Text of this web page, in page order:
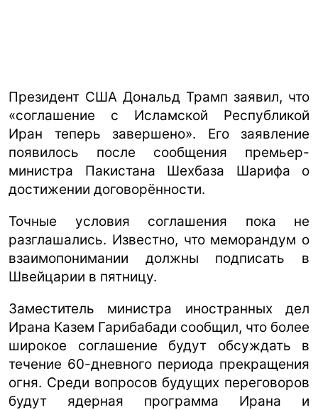
Президент США Дональд Трамп заявил, что
«соглашение с Исламской Республикой
Иран теперь завершено». Его заявление
появилось после сообщения премьер-
министра Пакистана Шехбаза Шарифа о
достижении договорённости.
Точные условия соглашения пока не
разглашались. Известно, что меморандум о
взаимопонимании должны подписать в
Швейцарии в пятницу.
Заместитель министра иностранных дел
Ирана Казем Гарибабади сообщил, что более
широкое соглашение будут обсуждать в
течение 60-дневного периода прекращения
огня. Среди вопросов будущих переговоров
будут ядерная программа Ирана и